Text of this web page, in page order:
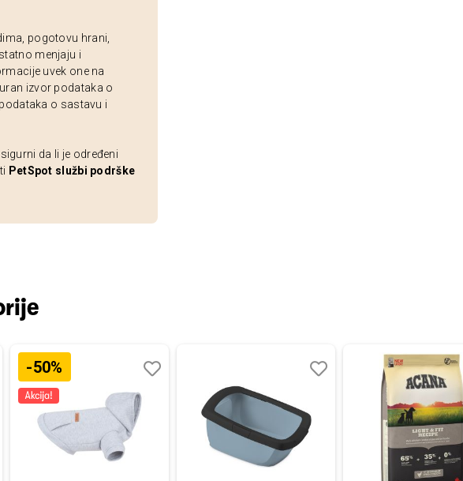
pogotovu hrani,
menjaju i
uvek one na
izvor podataka o
o sastavu i
da li je određeni
PetSpot službi podrške
-50%
listu
želja